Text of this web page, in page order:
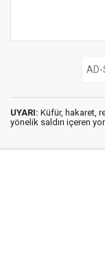
UYARI: Küfür, hakaret,
yönelik saldırı içeren